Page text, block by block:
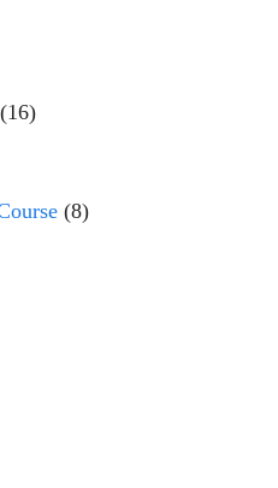
(16)
(8)